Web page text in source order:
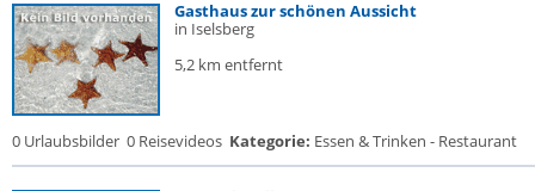
Gasthaus zur schönen Aussicht
in Iselsberg
5,2 km entfernt
0 Urlaubsbilder 0 Reisevideos Kategorie: Essen & Trinken - Restaurant